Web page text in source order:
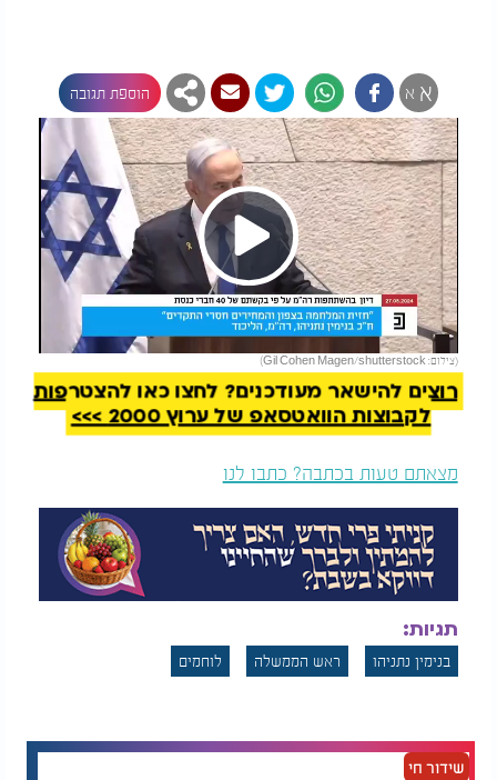
א א הוספת תגובה
Play
Video
(צילום: Gil Cohen Magen/shutterstock)
להמשך קריאה
רוצים להישאר מעודכנים? לחצו כאן להצטרפות
לקבוצות הוואטסאפ של ערוץ 2000 >>>
מצאתם טעות בכתבה? כתבו לנו
תגיות:
בנימין נתניהו ראש הממשלה לוחמים
שידור חי